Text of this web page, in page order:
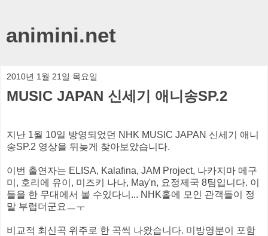
animini.net
2010년 1월 21일 목요일
MUSIC JAPAN 신세기 애니송SP.2
지난 1월 10일 방영되었던 NHK MUSIC JAPAN 신세기 애니
송SP.2 영상을 뒤늦게 찾아보았습니다.
이번 출연자는 ELISA, Kalafina, JAM Project, 나카지마 메구
미, 호리에 유이, 미즈키 나나, May'n, 요정제국 8팀입니다. 이
들을 한 무대에서 볼 수있다니... NHK홀에 모인 관객들이 정
말 부럽더군요ㅡㅜ
비교적 최신곡 위주로 한 곡씩 나왔습니다. 미방영분이 포함